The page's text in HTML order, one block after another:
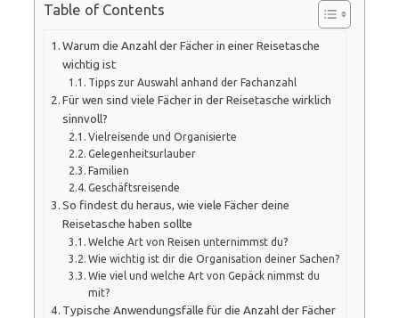
Table of Contents
Warum die Anzahl der Fächer in einer Reisetasche
wichtig ist
Tipps zur Auswahl anhand der Fachanzahl
Für wen sind viele Fächer in der Reisetasche wirklich
sinnvoll?
Vielreisende und Organisierte
Gelegenheitsurlauber
Familien
Geschäftsreisende
So findest du heraus, wie viele Fächer deine
Reisetasche haben sollte
Welche Art von Reisen unternimmst du?
Wie wichtig ist dir die Organisation deiner Sachen?
Wie viel und welche Art von Gepäck nimmst du
mit?
Typische Anwendungsfälle für die Anzahl der Fächer